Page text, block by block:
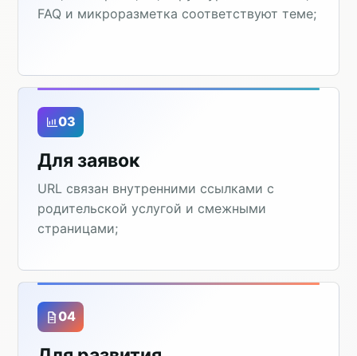
FAQ и микроразметка соответствуют теме;
03
Для заявок
URL связан внутренними ссылками с
родительской услугой и смежными
страницами;
04